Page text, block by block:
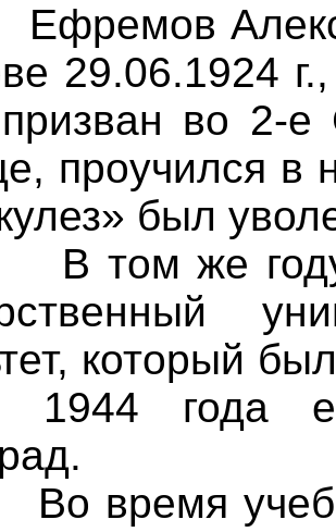
Ефремов
29.06.1924
во 2-е
проучился в
был
В том же
который
1944 года
Во время